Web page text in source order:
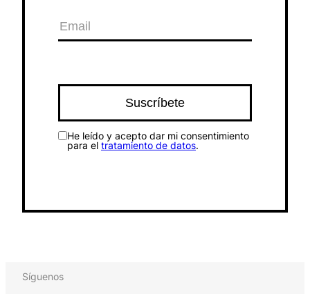
He leído y acepto dar mi consentimiento
para el tratamiento de datos.
Síguenos